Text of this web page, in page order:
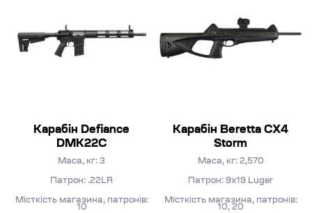
Карабін Defiance
DMK22C
Маса, кг: 3
Патрон: .22LR
Місткість магазина, патронів:
10
Карабін Beretta CX4
Storm
Маса, кг: 2,570
Патрон: 9х19 Luger
Місткість магазина, патронів:
10, 20